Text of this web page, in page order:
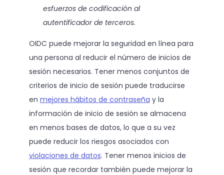
esfuerzos de codificación al
autentificador de terceros.
OIDC puede mejorar la seguridad en línea para
una persona al reducir el número de inicios de
sesión necesarios. Tener menos conjuntos de
criterios de inicio de sesión puede traducirse
en mejores hábitos de contraseña y la
información de inicio de sesión se almacena
en menos bases de datos, lo que a su vez
puede reducir los riesgos asociados con
violaciones de datos. Tener menos inicios de
sesión que recordar también puede mejorar la